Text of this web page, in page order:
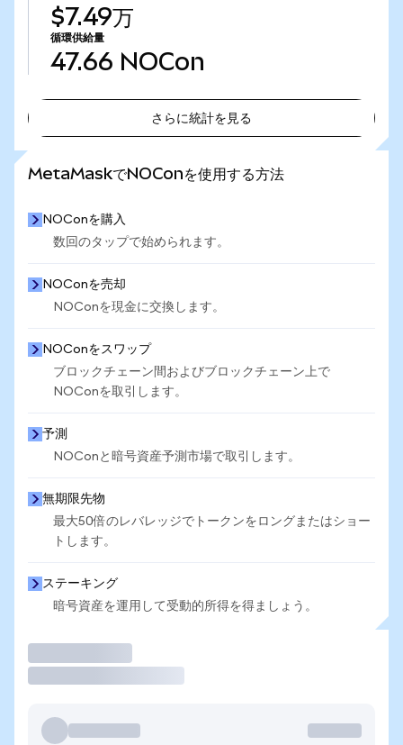
$7.49万
循環供給量
47.66 NOCon
さらに統計を見る
MetaMaskでNOConを使用する方法
NOConを購入
数回のタップで始められます。
NOConを売却
NOConを現金に交換します。
NOConをスワップ
ブロックチェーン間およびブロックチェーン上で
NOConを取引します。
予測
NOConと暗号資産予測市場で取引します。
無期限先物
最大50倍のレバレッジでトークンをロングまたはショー
トします。
ステーキング
暗号資産を運用して受動的所得を得ましょう。